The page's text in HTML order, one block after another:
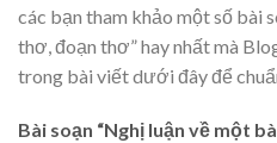
các bạn tham khảo một số bài
thơ, đoạn thơ” hay nhất mà
trong bài viết dưới đây để
Bài soạn “Nghị luận về một